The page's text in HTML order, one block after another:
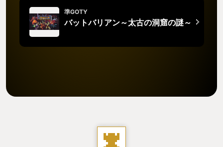
準GOTY
バットバリアン～太古の洞窟の謎～